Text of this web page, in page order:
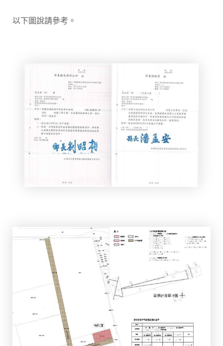
以下圖說請參考。